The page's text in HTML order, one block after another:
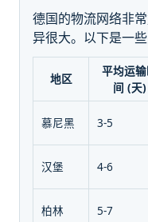
德国的物流网络非
异很大。以下是一些
地区
平均运
间 (天)
慕尼黑 3-5
汉堡 4-6
柏林 5-7